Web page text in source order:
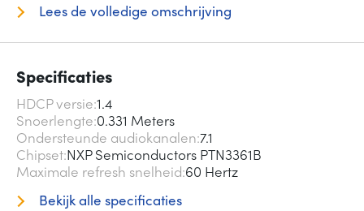
Lees de volledige omschrijving
Specificaties
HDCP versie 1.4
Snoerlengte 0.331 Meters
Ondersteunde audiokanalen 7.1
Chipset NXP Semiconductors PTN3361B
Maximale refresh snelheid 60 Hertz
Bekijk alle specificaties